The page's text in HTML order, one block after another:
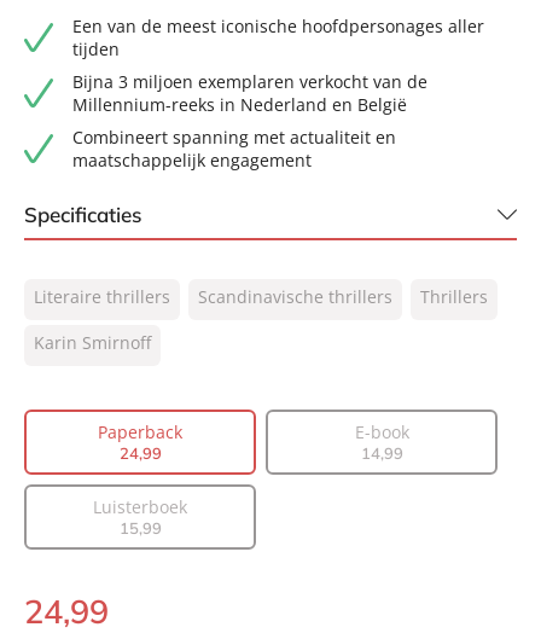
Een van de meest iconische hoofdpersonages aller
tijden
Bijna 3 miljoen exemplaren verkocht van de
Millennium-reeks in Nederland en België
Combineert spanning met actualiteit en
maatschappelijk engagement
Specificaties
NUR:
305
Type:
Vertaler:
Edith Sybesma
Aantal pagina's:
352
Uitgever:
Verschijningsdatum:
13-05-2025
Literaire thrillers Scandinavische thrillers
Thrillers
Karin Smirnoff
Paperback
24,99
E-book
14,99
Luisterboek
15,99
Paperback:
24,99